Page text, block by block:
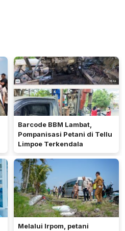
Barcode BBM Lambat,
Pompanisasi Petani di Tellu
Limpoe Terkendala
Melalui Irpom, petani